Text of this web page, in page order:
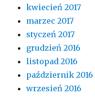
kwiecień 2017
marzec 2017
styczeń 2017
grudzień 2016
listopad 2016
październik 2016
wrzesień 2016